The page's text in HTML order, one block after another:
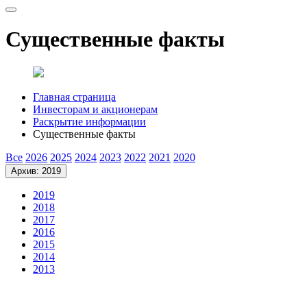
Существенные факты
Главная страница
Инвесторам и акционерам
Раскрытие информации
Существенные факты
Все 2026 2025 2024 2023 2022 2021 2020
Архив: 2019
2019
2018
2017
2016
2015
2014
2013